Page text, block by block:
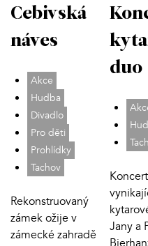
Cebivská
náves
Akce
Hudba
Divadlo
Pro děti
Prohlídky
Tachov
Rekonstruovaný
zámek ožije v
zámecké zahradě
duo
Koncert
Jany a